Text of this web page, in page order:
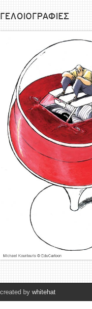
ΓΕΛΟΙΟΓΡΑΦΙΕΣ
created by whitehat